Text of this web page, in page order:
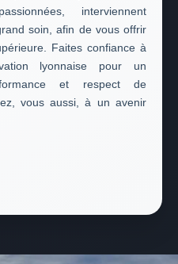
interviennent
soin, afin de vous offrir
Faites confiance à
lyonnaise pour un
et respect de
vous aussi, à un avenir